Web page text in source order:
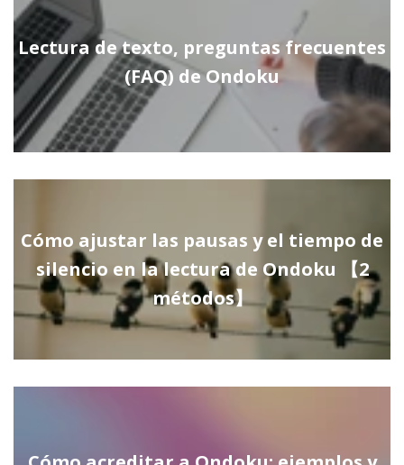
Lectura de texto, preguntas frecuentes
(FAQ) de Ondoku
Cómo ajustar las pausas y el tiempo de
silencio en la lectura de Ondoku 【2
métodos】